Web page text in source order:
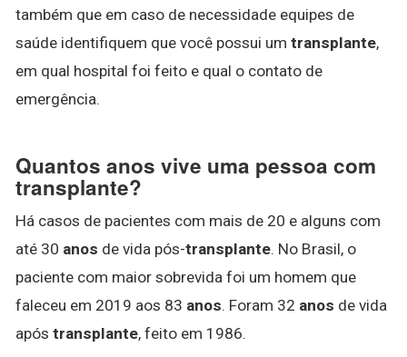
também que em caso de necessidade equipes de
saúde identifiquem que você possui um transplante,
em qual hospital foi feito e qual o contato de
emergência.
Quantos anos vive uma pessoa com
transplante?
Há casos de pacientes com mais de 20 e alguns com
até 30 anos de vida pós-transplante. No Brasil, o
paciente com maior sobrevida foi um homem que
faleceu em 2019 aos 83 anos. Foram 32 anos de vida
após transplante, feito em 1986.